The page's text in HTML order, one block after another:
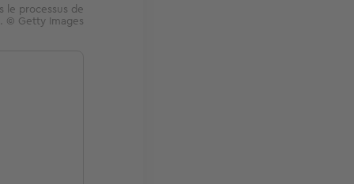
le processus de
© Getty Images